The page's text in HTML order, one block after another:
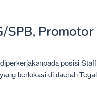
SPB, Promotor
posisi Staff
berlokasi di daerah Tegal